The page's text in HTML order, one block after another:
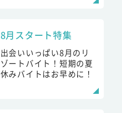
8月スタート特集
出会いいっぱい8月のリ
ゾートバイト！短期の夏
休みバイトはお早めに！